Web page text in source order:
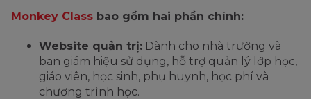
Monkey Class bao gồm hai phần chính:
Website quản trị: Dành cho nhà trường và
ban giám hiệu sử dụng, hỗ trợ quản lý lớp học,
giáo viên, học sinh, phụ huynh, học phí và
chương trình học.